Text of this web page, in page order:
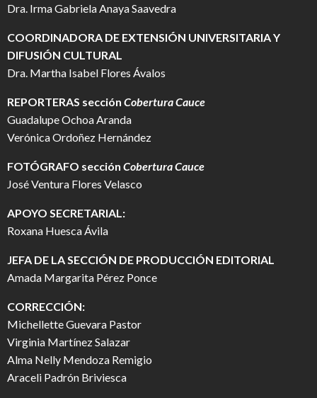
Dra. Irma Gabriela Anaya Saavedra
COORDINADORA DE EXTENSIÓN UNIVERSITARIA Y
DIFUSIÓN CULTURAL
Dra. Martha Isabel Flores Ávalos
REPORTERAS sección Cobertura Cauce
Guadalupe Ochoa Aranda
Verónica Ordoñez Hernández
FOTÓGRAFO sección Cobertura Cauce
José Ventura Flores Velasco
APOYO SECRETARIAL:
Roxana Huesca Ávila
JEFA DE LA SECCIÓN DE PRODUCCIÓN EDITORIAL
Amada Margarita Pérez Ponce
CORRECCIÓN:
Michellette Guevara Pastor
Virginia Martínez Salazar
Alma Nelly Mendoza Remigio
Araceli Padrón Briviesca